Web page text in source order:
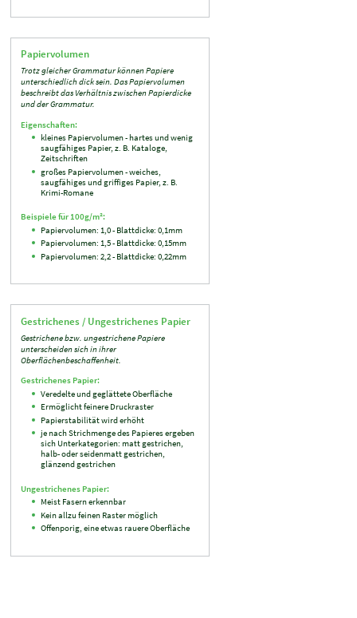
Papiervolumen
Trotz gleicher Grammatur können Papiere
unterschiedlich dick sein. Das Papiervolumen
beschreibt das Verhältnis zwischen Papierdicke
und der Grammatur.
Eigenschaften:
kleines Papiervolumen - hartes und wenig
saugfähiges Papier, z. B. Kataloge,
Zeitschriften
großes Papiervolumen - weiches,
saugfähiges und griffiges Papier, z. B.
Krimi-Romane
Beispiele für 100g/m²:
Papiervolumen: 1,0 - Blattdicke: 0,1mm
Papiervolumen: 1,5 - Blattdicke: 0,15mm
Papiervolumen: 2,2 - Blattdicke: 0,22mm
Gestrichenes / Ungestrichenes Papier
Gestrichene bzw. ungestrichene Papiere
unterscheiden sich in ihrer
Oberflächenbeschaffenheit.
Gestrichenes Papier:
Veredelte und geglättete Oberfläche
Ermöglicht feinere Druckraster
Papierstabilität wird erhöht
je nach Strichmenge des Papieres ergeben
sich Unterkategorien: matt gestrichen,
halb- oder seidenmatt gestrichen,
glänzend gestrichen
Ungestrichenes Papier:
Meist Fasern erkennbar
Kein allzu feinen Raster möglich
Offenporig, eine etwas rauere Oberfläche